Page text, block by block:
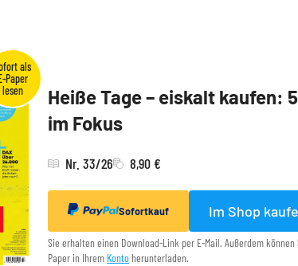
Heiße Tage – eiskalt kaufen:
im Fokus
Nr. 33/26 8,90 €
Sofortkauf Im Shop
Sie erhalten einen Download-Link per E-Mail. Außerdem
Paper in Ihrem Konto herunterladen.